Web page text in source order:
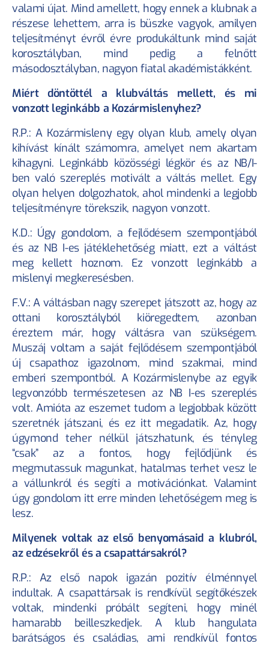
valami újat. Mind amellett, hogy ennek a klubnak a
részese lehettem, arra is büszke vagyok, amilyen
teljesítményt évről évre produkáltunk mind saját
korosztályban, mind pedig a felnőtt
másodosztályban, nagyon fiatal akadémistákként.
Miért döntöttél a klubváltás mellett, és mi
vonzott leginkább a Kozármislenyhez?
R.P.: A Kozármisleny egy olyan klub, amely olyan
kihívást kínált számomra, amelyet nem akartam
kihagyni. Leginkább közösségi légkör és az NB/I-
ben való szereplés motivált a váltás mellet. Egy
olyan helyen dolgozhatok, ahol mindenki a legjobb
teljesítményre törekszik, nagyon vonzott.
K.D.: Úgy gondolom, a fejlődésem szempontjából
és az NB I-es játéklehetőség miatt, ezt a váltást
meg kellett hoznom. Ez vonzott leginkább a
mislenyi megkeresésben.
F.V.: A váltásban nagy szerepet játszott az, hogy az
ottani korosztályból kiöregedtem, azonban
éreztem már, hogy váltásra van szükségem.
Muszáj voltam a saját fejlődésem szempontjából
új csapathoz igazolnom, mind szakmai, mind
emberi szempontból. A Kozármislenybe az egyik
legvonzóbb természetesen az NB I-es szereplés
volt. Amióta az eszemet tudom a legjobbak között
szeretnék játszani, és ez itt megadatik. Az, hogy
úgymond teher nélkül játszhatunk, és tényleg
“csak” az a fontos, hogy fejlődjünk és
megmutassuk magunkat, hatalmas terhet vesz le
a vállunkról és segíti a motivációnkat. Valamint
úgy gondolom itt erre minden lehetőségem meg is
lesz.
Milyenek voltak az első benyomásaid a klubról,
az edzésekről és a csapattársakról?
R.P.: Az első napok igazán pozitív élménnyel
indultak. A csapattársak is rendkívül segítőkészek
voltak, mindenki próbált segíteni, hogy minél
hamarabb beilleszkedjek. A klub hangulata
barátságos és családias, ami rendkívül fontos